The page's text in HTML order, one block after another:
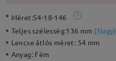
Méret:54-18-146
Teljes szélesség:136 mm (Nagy)
Lencse átlós méret: 54 mm
Anyag: Fém